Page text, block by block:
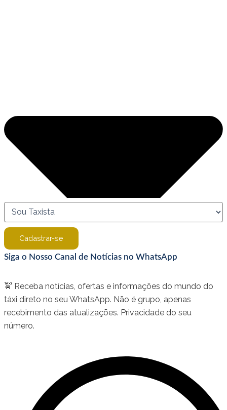
Cadastrar-se
Siga o Nosso Canal de Notícias no WhatsApp
🚖 Receba notícias, ofertas e informações do mundo do
táxi direto no seu WhatsApp. Não é grupo, apenas
recebimento das atualizações. Privacidade do seu
número.